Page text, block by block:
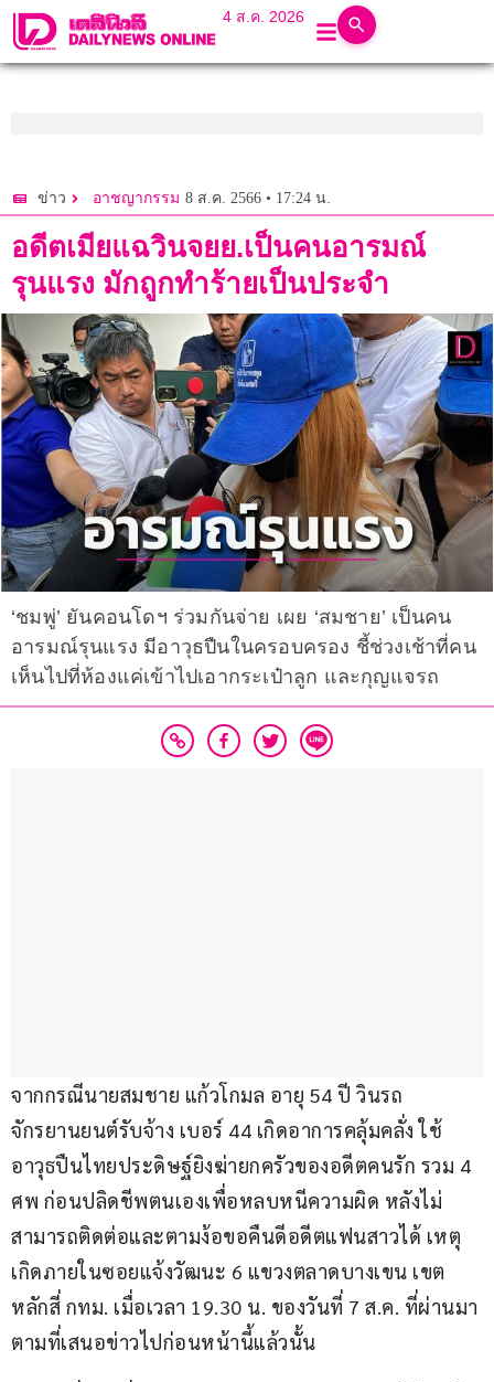
4 ส.ค. 2026
ข่าว อาชญากรรม 8 ส.ค. 2566 • 17:24 น.
อดีตเมียแฉวินจยย.เป็นคนอารมณ์
รุนแรง มักถูกทำร้ายเป็นประจำ
‘ชมพู่’ ยันคอนโดฯ ร่วมกันจ่าย เผย ‘สมชาย’ เป็นคน
อารมณ์รุนแรง มีอาวุธปืนในครอบครอง ชี้ช่วงเช้าที่คน
เห็นไปที่ห้องแค่เข้าไปเอากระเป๋าลูก และกุญแจรถ
จากกรณีนายสมชาย แก้วโกมล อายุ 54 ปี วินรถ
จักรยานยนต์รับจ้าง เบอร์ 44 เกิดอาการคลุ้มคลั่ง ใช้
อาวุธปืนไทยประดิษฐ์ยิงฆ่ายกครัวของอดีตคนรัก รวม 4
ศพ ก่อนปลิดชีพตนเองเพื่อหลบหนีความผิด หลังไม่
สามารถติดต่อและตามง้อขอคืนดีอดีตแฟนสาวได้ เหตุ
เกิดภายในซอยแจ้งวัฒนะ 6 แขวงตลาดบางเขน เขต
หลักสี่ กทม. เมื่อเวลา 19.30 น. ของวันที่ 7 ส.ค. ที่ผ่านมา
ตามที่เสนอข่าวไปก่อนหน้านี้แล้วนั้น